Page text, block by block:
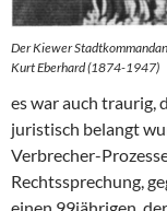
Der Kiewer
Kurt Eberhard (1874-1947)
es war auch traurig,
juristisch belangt
Verbrecher-
Rechtssprechung,